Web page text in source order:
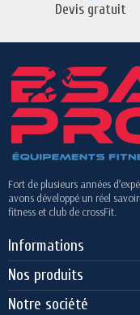
Devis gratuit
Fort de plusieurs années
avons développé un réel
fitness et club de crossFit.
Informations
Nos produits
Notre société